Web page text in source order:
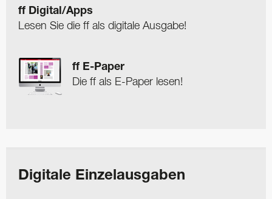
ff Digital/Apps
Lesen Sie die ff als digitale Ausgabe!
ff E-Paper
Die ff als E-Paper lesen!
Digitale Einzelausgaben